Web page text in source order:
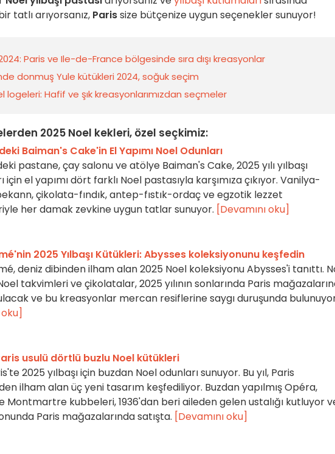
tatlı arıyorsanız, Parissize bütçenize uygun seçenekler sunuyor!
Paris ve Ile-de-France bölgesinde sıra dışı kreasyonlar
donmuş Yule kütükleri 2024, soğuk seçim
logeleri: Hafif ve şık kreasyonlarımızdan seçmeler
2025 Noel kekleri, özel seçkimiz:
Baiman's Cake'in El Yapımı Noel Odunları
pastane, çay salonu ve atölye Baiman's Cake, 2025 yılı yılbaşı
için el yapımı dört farklı Noel pastasıyla karşımıza çıkıyor. Vanilya-
çikolata-fındık, antep-fıstık-ordaç ve egzotik lezzet
her damak zevkine uygun tatlar sunuyor. [Devamını oku]
2025 Yılbaşı Kütükleri: Abysses koleksiyonunu keşfedin
deniz dibinden ilham alan 2025 Noel koleksiyonu Abysses'i tanıttı.
takvimleri ve çikolatalar, 2025 yılının sonlarında Paris
ve bu kreasyonlar mercan resiflerine saygı duruşunda
oku]
usulü dörtlü buzlu Noel kütükleri
2025 yılbaşı için buzdan Noel odunları sunuyor. Bu yıl, Paris
ilham alan üç yeni tasarım keşfediliyor. Buzdan yapılmış Opéra,
Montmartre kubbeleri, 1936'dan beri aileden gelen ustalığı kutluyor
Paris mağazalarında satışta. [Devamını oku]